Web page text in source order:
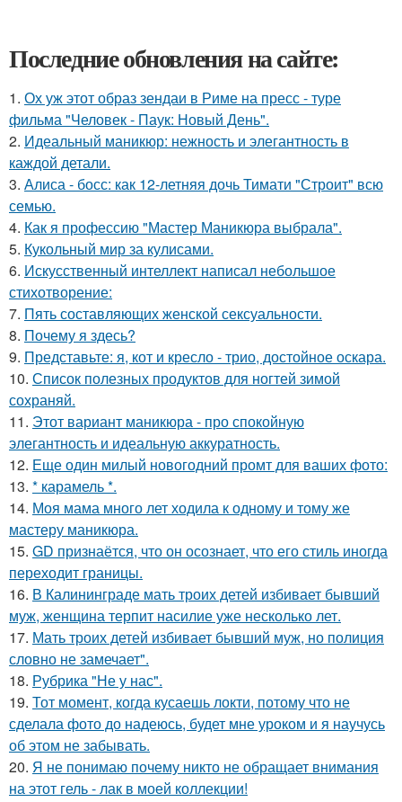
Последние обновления на сайте:
1. Ох уж этот образ зендаи в Риме на пресс - туре
фильма "Человек - Паук: Новый День".
2. Идеальный маникюр: нежность и элегантность в
каждой детали.
3. Алиса - босс: как 12-летняя дочь Тимати "Строит" всю
семью.
4. Как я профессию "Мастер Маникюра выбрала".
5. Кукольный мир за кулисами.
6. Искусственный интеллект написал небольшое
стихотворение:
7. Пять составляющих женской сексуальности.
8. Почему я здесь?
9. Представьте: я, кот и кресло - трио, достойное оскара.
10. Список полезных продуктов для ногтей зимой
сохраняй.
11. Этот вариант маникюра - про спокойную
элегантность и идеальную аккуратность.
12. Еще один милый новогодний промт для ваших фото:
13. * карамель *.
14. Моя мама много лет ходила к одному и тому же
мастеру маникюра.
15. GD признаётся, что он осознает, что его стиль иногда
переходит границы.
16. В Калининграде мать троих детей избивает бывший
муж, женщина терпит насилие уже несколько лет.
17. Мать троих детей избивает бывший муж, но полиция
словно не замечает".
18. Рубрика "Не у нас".
19. Тот момент, когда кусаешь локти, потому что не
сделала фото до надеюсь, будет мне уроком и я научусь
об этом не забывать.
20. Я не понимаю почему никто не обращает внимания
на этот гель - лак в моей коллекции!